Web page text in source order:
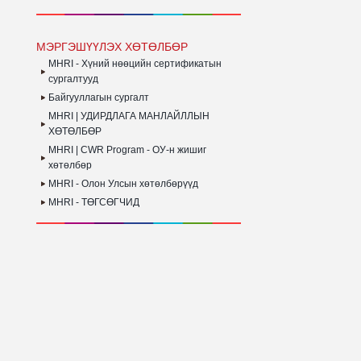
МЭРГЭШҮҮЛЭХ ХӨТӨЛБӨР
MHRI - Хүний нөөцийн сертификатын
сургалтууд
Байгууллагын сургалт
MHRI | УДИРДЛАГА МАНЛАЙЛЛЫН
ХӨТӨЛБӨР
MHRI | CWR Program - ОУ-н жишиг
хөтөлбөр
MHRI - Олон Улсын хөтөлбөрүүд
MHRI - ТӨГСӨГЧИД